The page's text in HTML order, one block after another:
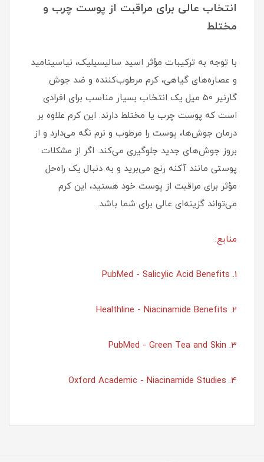
انتخاب عالی برای مراقبت از پوست چرب و
مختلط
با توجه به ترکیبات مؤثر اسید سالیسیلیک، نیاسینامید
و عصاره‌های گیاهی، کرم مرطوب‌کننده و ضد جوش
گارنیر 50 میل یک انتخاب بسیار مناسب برای افرادی
است که پوست چرب یا مختلط دارند. این کرم علاوه بر
درمان جوش‌ها، پوست را مرطوب و نرم نگه می‌دارد و از
بروز جوش‌های جدید جلوگیری می‌کند. اگر از مشکلات
پوستی مانند آکنه رنج می‌برید و به دنبال یک راه‌حل
مؤثر برای مراقبت از پوست خود هستید، این کرم
می‌تواند گزینه‌ای عالی برای شما باشد.
منابع:
1. PubMed - Salicylic Acid Benefits
2. Healthline - Niacinamide Benefits
3. PubMed - Green Tea and Skin
4. Oxford Academic - Niacinamide Studies